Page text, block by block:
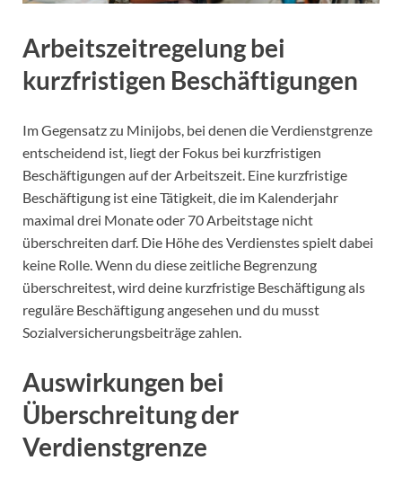
Arbeitszeitregelung bei
kurzfristigen Beschäftigungen
Im Gegensatz zu Minijobs, bei denen die Verdienstgrenze
entscheidend ist, liegt der Fokus bei kurzfristigen
Beschäftigungen auf der Arbeitszeit. Eine kurzfristige
Beschäftigung ist eine Tätigkeit, die im Kalenderjahr
maximal drei Monate oder 70 Arbeitstage nicht
überschreiten darf. Die Höhe des Verdienstes spielt dabei
keine Rolle. Wenn du diese zeitliche Begrenzung
überschreitest, wird deine kurzfristige Beschäftigung als
reguläre Beschäftigung angesehen und du musst
Sozialversicherungsbeiträge zahlen.
Auswirkungen bei
Überschreitung der
Verdienstgrenze